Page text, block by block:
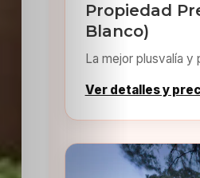
Propiedad
Blanco)
La mejor plusvalía y
Ver detalles y